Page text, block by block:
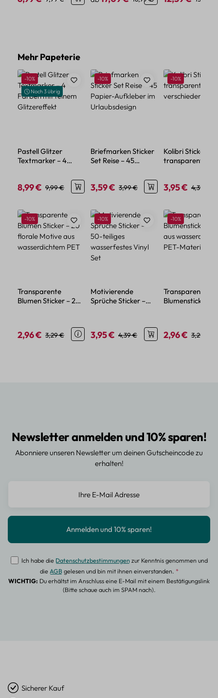
Produktgalerie überspringen
Mehr Papeterie
Rabatt
-10%
Noch 3 übrig
Pastell Glitzer
Textmarker – 4
Verkaufspreis:
8,99 € Regulärer Preis:
9,99 €
Rabatt
-10%
Briefmarken Sticker
Set Reise – 45
Verkaufspreis:
3,59 € Regulärer Preis:
3,99 €
Rabatt
-10%
Kolibri Sticker
transparent – 50
Verkaufspreis:
3,95 € 4,39 €
Produktgalerie überspringen
Rabatt
-10%
Transparente
Blumen Sticker – 20
Verkaufspreis:
2,96 € Regulärer Preis:
3,29 €
Rabatt
-10%
Motivierende
Sprüche Sticker –
Verkaufspreis:
3,95 € Regulärer Preis:
4,39 €
Rabatt
-10%
Transparente
Blumensticker –
Verkaufspreis:
2,96 € 3,29 €
Newsletter anmelden und 10% sparen!
Abonniere unseren Newsletter um deinen Gutscheincode zu
erhalten!
Ich habe die Datenschutzbestimmungenzur Kenntnis genommen und
dieAGBgelesen und bin mit ihnen einverstanden. *
WICHTIG: Du erhältst im Anschluss eine E-Mail mit einem Bestätigungslink
(Bitte schaue auch im SPAM nach).
Sicherer Kauf